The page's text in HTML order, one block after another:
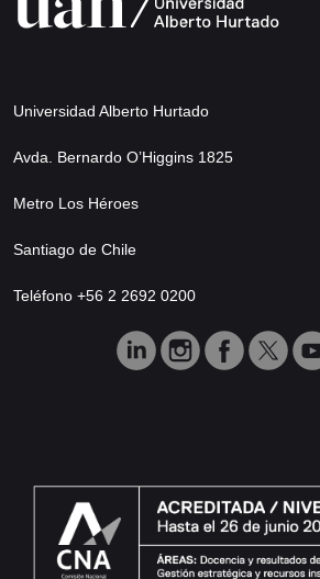
Universidad Alberto Hurtado
Avda. Bernardo O’Higgins 1825
Metro Los Héroes
Santiago de Chile
Teléfono +56 2 2692 0200